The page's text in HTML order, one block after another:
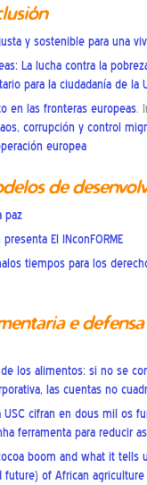
justa y sostenible para una
La lucha contra la
para la ciudadanía de la
en las fronteras europeas.
corrupción y control
europea
de
paz
El INconFORME
tiempos para los
e
los alimentos: si no se
las cuentas no
USC cifran en dous mil os
ferramenta para reducir
boom and what it tells
future) of African agriculture